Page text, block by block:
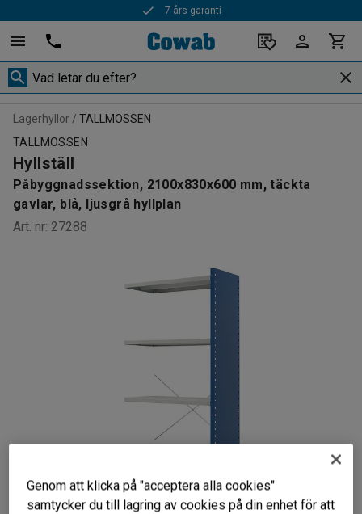
7 års garanti
Snabba leveranser
Lagerhyllor
TALLMOSSEN
TALLMOSSEN
Hyllställ
Påbyggnadssektion, 2100x830x600 mm, täckta
gavlar, blå, ljusgrå hyllplan
Art. nr: 27288
Genom att klicka på "acceptera alla cookies"
samtycker du till lagring av cookies på din enhet för att